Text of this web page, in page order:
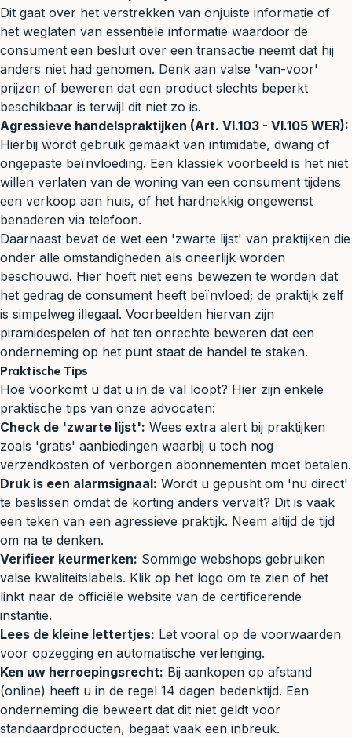
Dit gaat over het verstrekken van onjuiste informatie of
het weglaten van essentiële informatie waardoor de
consument een besluit over een transactie neemt dat hij
anders niet had genomen. Denk aan valse 'van-voor'
prijzen of beweren dat een product slechts beperkt
beschikbaar is terwijl dit niet zo is.
Agressieve handelspraktijken (Art. VI.103 - VI.105 WER):
Hierbij wordt gebruik gemaakt van intimidatie, dwang of
ongepaste beïnvloeding. Een klassiek voorbeeld is het niet
willen verlaten van de woning van een consument tijdens
een verkoop aan huis, of het hardnekkig ongewenst
benaderen via telefoon.
Daarnaast bevat de wet een 'zwarte lijst' van praktijken die
onder alle omstandigheden als oneerlijk worden
beschouwd. Hier hoeft niet eens bewezen te worden dat
het gedrag de consument heeft beïnvloed; de praktijk zelf
is simpelweg illegaal. Voorbeelden hiervan zijn
piramidespelen of het ten onrechte beweren dat een
onderneming op het punt staat de handel te staken.
Praktische Tips
Hoe voorkomt u dat u in de val loopt? Hier zijn enkele
praktische tips van onze advocaten:
Check de 'zwarte lijst': Wees extra alert bij praktijken
zoals 'gratis' aanbiedingen waarbij u toch nog
verzendkosten of verborgen abonnementen moet betalen.
Druk is een alarmsignaal: Wordt u gepusht om 'nu direct'
te beslissen omdat de korting anders vervalt? Dit is vaak
een teken van een agressieve praktijk. Neem altijd de tijd
om na te denken.
Verifieer keurmerken: Sommige webshops gebruiken
valse kwaliteitslabels. Klik op het logo om te zien of het
linkt naar de officiële website van de certificerende
instantie.
Lees de kleine lettertjes: Let vooral op de voorwaarden
voor opzegging en automatische verlenging.
Ken uw herroepingsrecht: Bij aankopen op afstand
(online) heeft u in de regel 14 dagen bedenktijd. Een
onderneming die beweert dat dit niet geldt voor
standaardproducten, begaat vaak een inbreuk.